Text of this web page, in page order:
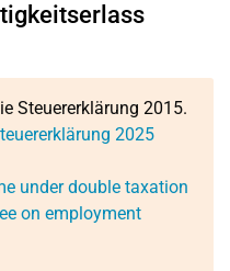
Steuererklärung 2015.
2025
under double taxation
on employment